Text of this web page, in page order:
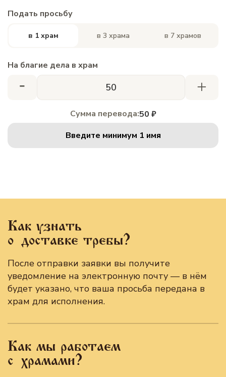
Подать просьбу
в 1 храм в 3 храма в 7 храмов
На благие дела в храм
- +
Сумма перевода:50 ₽
Введите минимум 1 имя
Как узнать
о доставке требы?
После отправки заявки вы получите
уведомление на электронную почту — в нём
будет указано, что ваша просьба передана в
храм для исполнения.
Как мы работаем
с храмами?